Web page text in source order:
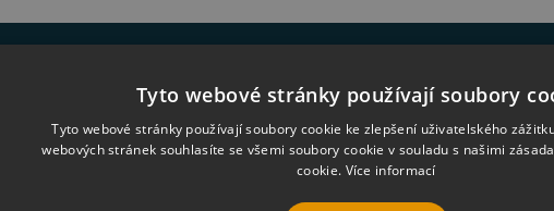
Tyto webové stránky používají soubory
Tyto webové stránky používají soubory cookie ke zlepšení uživatelského
webových stránek souhlasíte se všemi soubory cookie v souladu s našimi
cookie. Více informací